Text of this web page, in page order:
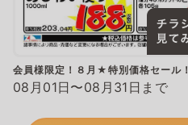
会員様限定！８月★特別価格セール！
08月01日〜08月31日まで